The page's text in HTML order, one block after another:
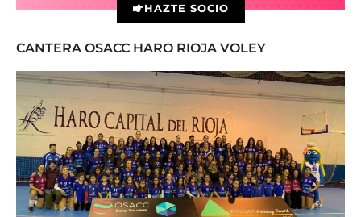
HAZTE SOCIO
CANTERA OSACC HARO RIOJA VOLEY